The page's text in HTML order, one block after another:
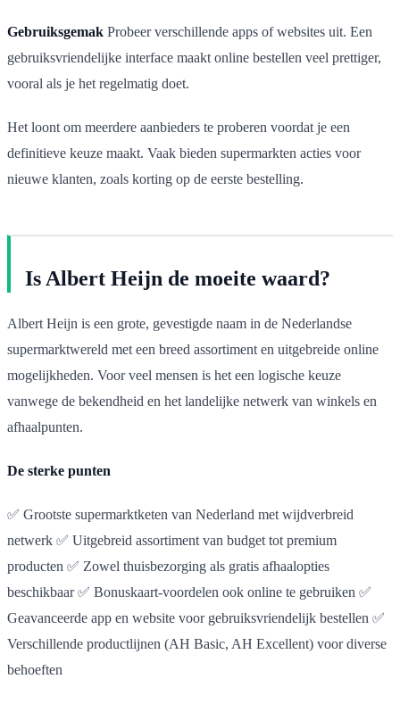
Gebruiksgemak Probeer verschillende apps of websites uit. Een
gebruiksvriendelijke interface maakt online bestellen veel prettiger,
vooral als je het regelmatig doet.
Het loont om meerdere aanbieders te proberen voordat je een
definitieve keuze maakt. Vaak bieden supermarkten acties voor
nieuwe klanten, zoals korting op de eerste bestelling.
Is Albert Heijn de moeite waard?
Albert Heijn is een grote, gevestigde naam in de Nederlandse
supermarktwereld met een breed assortiment en uitgebreide online
mogelijkheden. Voor veel mensen is het een logische keuze
vanwege de bekendheid en het landelijke netwerk van winkels en
afhaalpunten.
De sterke punten
✅ Grootste supermarktketen van Nederland met wijdverbreid
netwerk ✅ Uitgebreid assortiment van budget tot premium
producten ✅ Zowel thuisbezorging als gratis afhaalopties
beschikbaar ✅ Bonuskaart-voordelen ook online te gebruiken ✅
Geavanceerde app en website voor gebruiksvriendelijk bestellen ✅
Verschillende productlijnen (AH Basic, AH Excellent) voor diverse
behoeften